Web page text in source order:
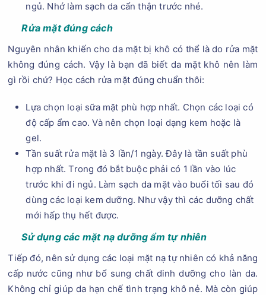
ngủ. Nhớ làm sạch da cẩn thận trước nhé.
Rửa mặt đúng cách
Nguyên nhân khiến cho da mặt bị khô có thể là do rửa mặt
không đúng cách. Vậy là bạn đã biết da mặt khô nên làm
gì rồi chứ? Học cách rửa mặt đúng chuẩn thôi:
Lựa chọn loại sữa mặt phù hợp nhất. Chọn các loại có
độ cấp ẩm cao. Và nên chọn loại dạng kem hoặc là
gel.
Tần suất rửa mặt là 3 lần/1 ngày. Đây là tần suất phù
hợp nhất. Trong đó bắt buộc phải có 1 lần vào lúc
trước khi đi ngủ. Làm sạch da mặt vào buổi tối sau đó
dùng các loại kem dưỡng. Như vậy thì các dưỡng chất
mới hấp thụ hết được.
Sử dụng các mặt nạ dưỡng ẩm tự nhiên
Tiếp đó, nên sử dụng các loại mặt nạ tự nhiên có khả năng
cấp nước cũng như bổ sung chất dinh dưỡng cho làn da.
Không chỉ giúp da hạn chế tình trạng khô nẻ. Mà còn giúp